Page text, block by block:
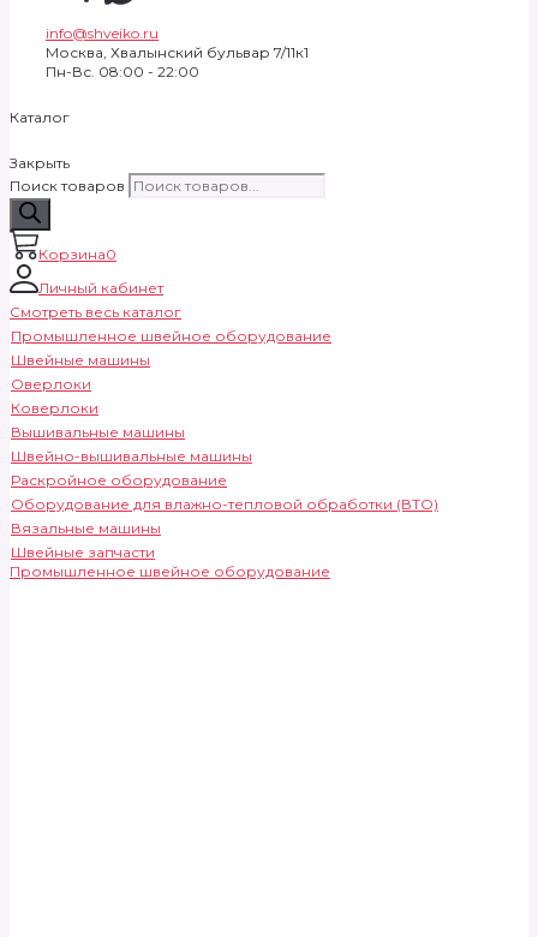
info@shveiko.ru
Москва, Хвалынский бульвар 7/11к1
Пн-Вс. 08:00 - 22:00
Каталог
Закрыть
Поиск товаров
Корзина0
Личный кабинет
Смотреть весь каталог
Промышленное швейное оборудование
Швейные машины
Оверлоки
Коверлоки
Вышивальные машины
Швейно-вышивальные машины
Раскройное оборудование
Оборудование для влажно-тепловой обработки (ВТО)
Вязальные машины
Швейные запчасти
Промышленное швейное оборудование